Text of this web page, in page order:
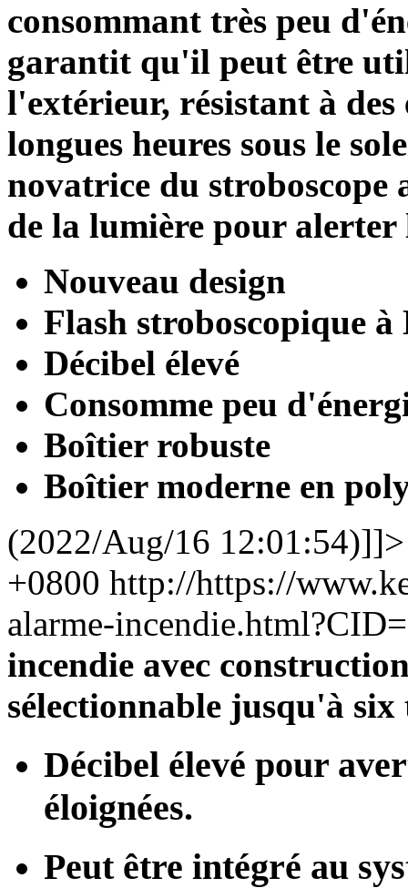
consommant très peu
garantit qu'il peut être
l'extérieur, résistant à des
longues heures sous le
novatrice du stroboscope
de la lumière pour alerter
Nouveau design
Flash stroboscopique à
Décibel élevé
Consomme peu
Boîtier robuste
Boîtier moderne en
(2022/Aug/16 12:01:54)]]>
+0800 http://https://
alarme-
incendie avec
sélectionnable jusqu'à six
Décibel élevé pour
éloignées.
Peut être intégré au